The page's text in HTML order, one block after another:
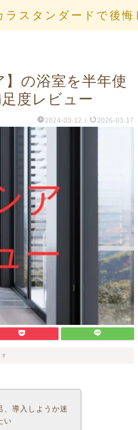
ラスタンダードで後悔
の浴室を半年使
度レビュー
2024-03-12 / 2026-03-17
、導入しようか迷
い